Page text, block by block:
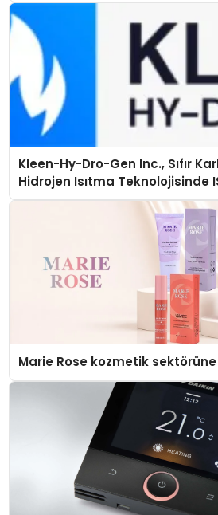
Kleen-Hy-Dro-Gen Inc., Sıfır
Hidrojen Isıtma Teknolojisinde
Düzenleyici Onaylarını Aldı
Marie Rose kozmetik